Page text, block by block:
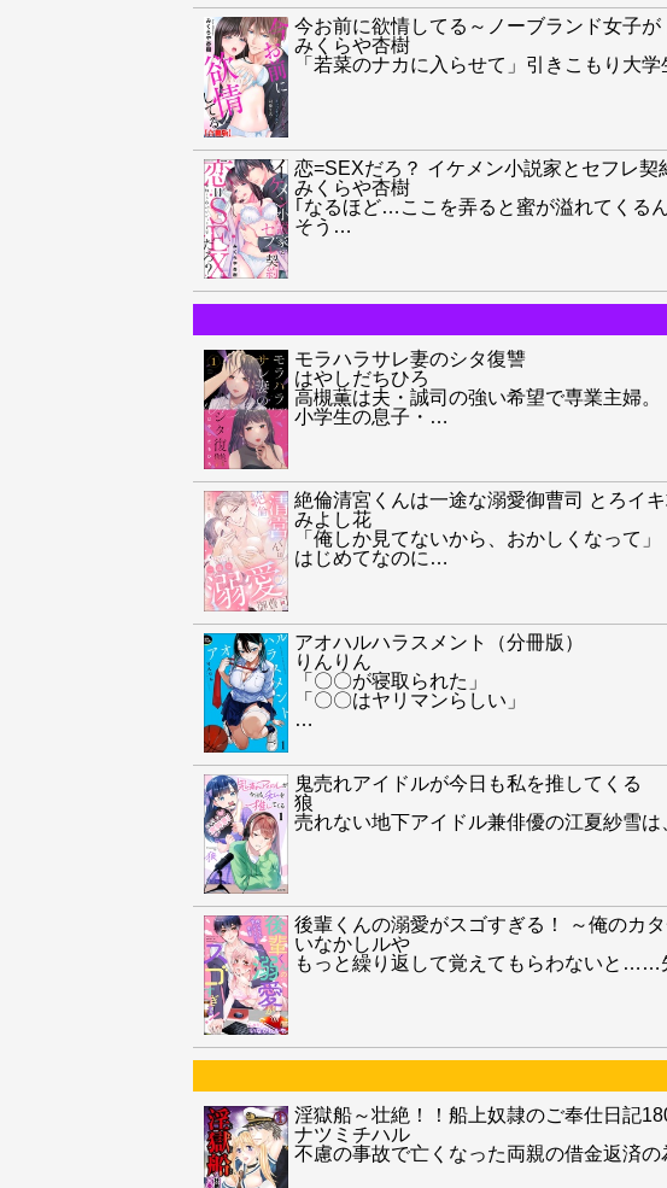
今お前に欲情してる～ノーブランド女子が
みくらや杏樹
「若菜のナカに入らせて」引きこもり大
恋=SEXだろ？ イケメン小説家とセフレ
みくらや杏樹
｢なるほど…ここを弄ると蜜が溢れてくる
そう …
モラハラサレ妻のシタ復讐
はやしだちひろ
高槻薫は夫・誠司の強い希望で専業主婦。
小学生の息子・ …
絶倫清宮くんは一途な溺愛御曹司 とろイ
みよし花
「俺しか見てないから、おかしくなって」
はじめてなのに …
アオハルハラスメント（分冊版）
りんりん
「〇〇が寝取られた」
「〇〇はヤリマンらしい」
…
鬼売れアイドルが今日も私を推してくる
狼
売れない地下アイドル兼俳優の江夏紗雪
後輩くんの溺愛がスゴすぎる！ ～俺のカ
いなかしルや
もっと繰り返して覚えてもらわないと
淫獄船～壮絶！！船上奴隷のご奉仕日記
ナツミチハル
不慮の事故で亡くなった両親の借金返済